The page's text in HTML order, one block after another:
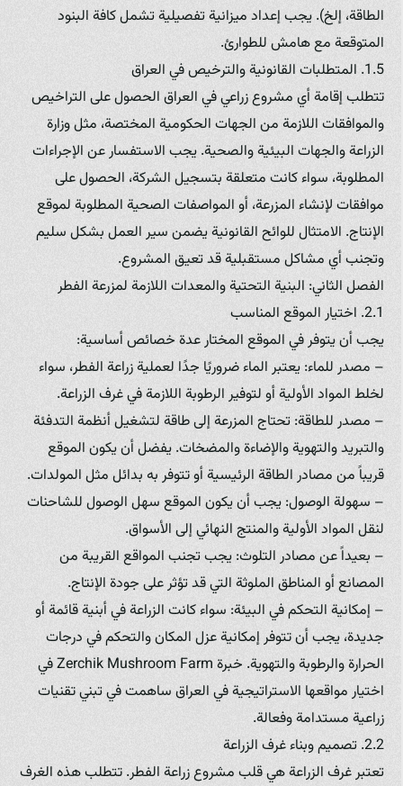
الطاقة، إلخ). يجب إعداد ميزانية تفصيلية تشمل كافة البنود
المتوقعة مع هامش للطوارئ.
1.5. المتطلبات القانونية والترخيص في العراق
تتطلب إقامة أي مشروع زراعي في العراق الحصول على التراخيص
والموافقات اللازمة من الجهات الحكومية المختصة، مثل وزارة
الزراعة والجهات البيئية والصحية. يجب الاستفسار عن الإجراءات
المطلوبة، سواء كانت متعلقة بتسجيل الشركة، الحصول على
موافقات لإنشاء المزرعة، أو المواصفات الصحية المطلوبة لموقع
الإنتاج. الامتثال للوائح القانونية يضمن سير العمل بشكل سليم
وتجنب أي مشاكل مستقبلية قد تعيق المشروع.
الفصل الثاني: البنية التحتية والمعدات اللازمة لمزرعة الفطر
2.1. اختيار الموقع المناسب
يجب أن يتوفر في الموقع المختار عدة خصائص أساسية:
– مصدر للماء: يعتبر الماء ضروريًا جدًا لعملية زراعة الفطر، سواء
لخلط المواد الأولية أو لتوفير الرطوبة اللازمة في غرف الزراعة.
– مصدر للطاقة: تحتاج المزرعة إلى طاقة لتشغيل أنظمة التدفئة
والتبريد والتهوية والإضاءة والمضخات. يفضل أن يكون الموقع
قريباً من مصادر الطاقة الرئيسية أو تتوفر به بدائل مثل المولدات.
– سهولة الوصول: يجب أن يكون الموقع سهل الوصول للشاحنات
لنقل المواد الأولية والمنتج النهائي إلى الأسواق.
– بعيداً عن مصادر التلوث: يجب تجنب المواقع القريبة من
المصانع أو المناطق الملوثة التي قد تؤثر على جودة الإنتاج.
– إمكانية التحكم في البيئة: سواء كانت الزراعة في أبنية قائمة أو
جديدة، يجب أن تتوفر إمكانية عزل المكان والتحكم في درجات
الحرارة والرطوبة والتهوية. خبرة Zerchik Mushroom Farm في
اختيار مواقعها الاستراتيجية في العراق ساهمت في تبني تقنيات
زراعية مستدامة وفعالة.
2.2. تصميم وبناء غرف الزراعة
تعتبر غرف الزراعة هي قلب مشروع زراعة الفطر. تتطلب هذه الغرف